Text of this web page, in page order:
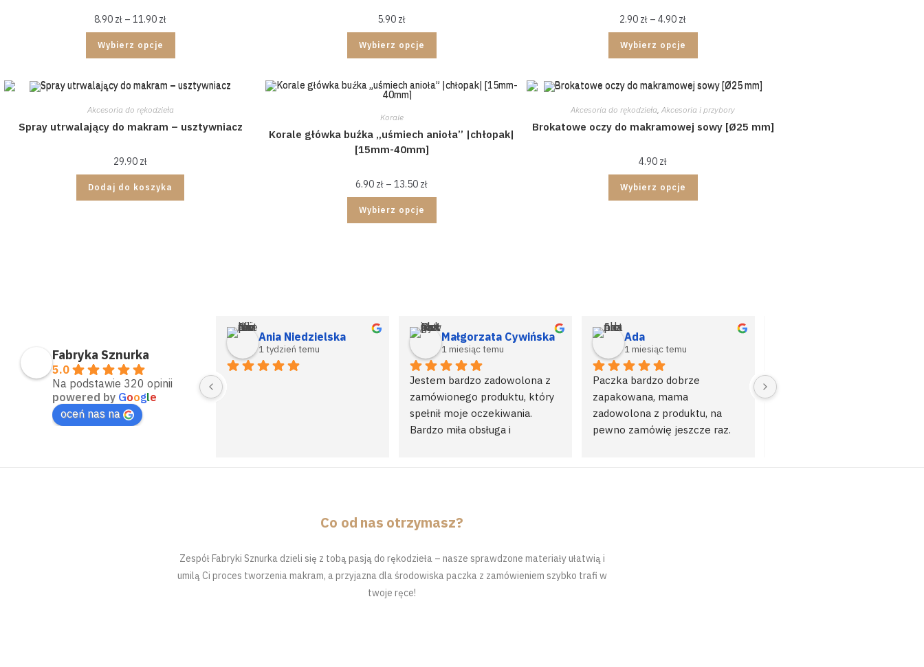
8.90 zł – 11.90 zł
Wybierz opcje
5.90 zł
Wybierz opcje
2.90 zł – 4.90 zł
Wybierz opcje
Akcesoria do rękodzieła
Spray utrwalający do makram – usztywniacz
29.90 zł
Dodaj do koszyka
Korale
Korale główka buźka „uśmiech anioła” |chłopak|
[15mm-40mm]
6.90 zł – 13.50 zł
Wybierz opcje
Akcesoria do rękodzieła ,Akcesoria i przybory
Brokatowe oczy do makramowej sowy [Ø25 mm]
4.90 zł
Wybierz opcje
Szukaj
projektu
Fabryka Sznurka
5.0
Na podstawie 320 opinii
powered by Google
oceń nas na
Ania Niedzielska
1 tydzień temu
Małgorzata Cywińska
1 miesiąc temu
Jestem bardzo zadowolona z
zamówionego produktu, który
spełnił moje oczekiwania.
Bardzo miła obsługa i
Ada
1 miesiąc temu
Paczka bardzo dobrze
zapakowana, mama
zadowolona z produktu, na
pewno zamówię jeszcze raz.
Bardzo szybka realizacja i
Co od nas otrzymasz?
Zespół Fabryki Sznurka dzieli się z tobą pasją do rękodzieła – nasze sprawdzone materiały ułatwią i
umilą Ci proces tworzenia makram, a przyjazna dla środowiska paczka z zamówieniem szybko trafi w
twoje ręce!